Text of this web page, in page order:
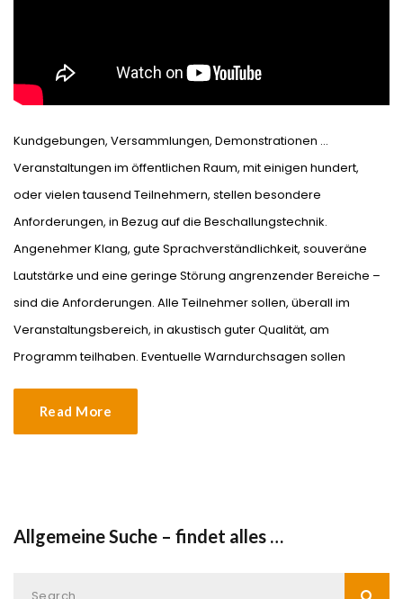
Kundgebungen, Versammlungen, Demonstrationen …
Veranstaltungen im öffentlichen Raum, mit einigen hundert,
oder vielen tausend Teilnehmern, stellen besondere
Anforderungen, in Bezug auf die Beschallungstechnik.
Angenehmer Klang, gute Sprachverständlichkeit, souveräne
Lautstärke und eine geringe Störung angrenzender Bereiche –
sind die Anforderungen. Alle Teilnehmer sollen, überall im
Veranstaltungsbereich, in akustisch guter Qualität, am
Programm teilhaben. Eventuelle Warndurchsagen sollen
Read More
Allgemeine Suche – findet alles …